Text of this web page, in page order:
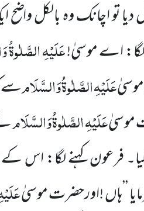
دیا تو اچانک وہ بالکل
لگا: اے موسیٰ!عَلَیْہِالصَّلٰوۃُ
عَلَیْہِالصَّلٰوۃُوَالسَّلَامسے
موسیٰعَلَیْہِالصَّلٰوۃُوَالسَّلَام
فرعون کہنے لگا: اس
’’ہاں !اورحضرت موسیٰ